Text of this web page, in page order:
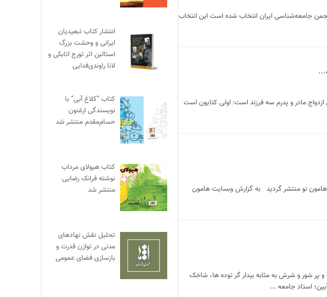
جامعه‏‌شناسی ایران انتخاب شده است این انتخاب
مادر و پدرم سه فرزند است: اولی کتایون است
هامون نو منتشر گردید به گزارش وبسایت هامون
شور و شرش به مثابه بیدار گر توده ها، شاخک
استاد جامعه ...
انتشار کتاب تبعیدیان
ایرانی و وحشت بزرگ
استالین اثر تورج اتابکی و
لانا راوندی‌فدایی
کتاب “کلاغ آبی” با
نویسندگی ارغنون
حسام‌مقدم منتشر شد
کتاب هیولای مرداب
نوشته فرانک رضایی
منتشر شد
تحلیل نقش نهادهای
مدنی در توازن قدرت و
بازسازی فضای عمومی